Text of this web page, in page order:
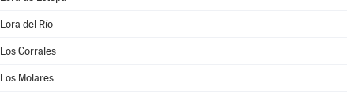
Lora del Río
Los Corrales
Los Molares